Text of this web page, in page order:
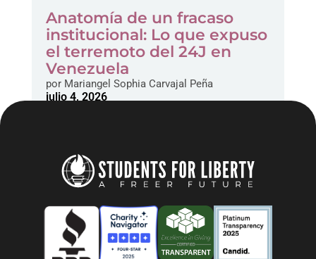
Anatomía de un fracaso
institucional: Lo que expuso
el terremoto del 24J en
Venezuela
porMariangel Sophia Carvajal Peña
julio 4, 2026